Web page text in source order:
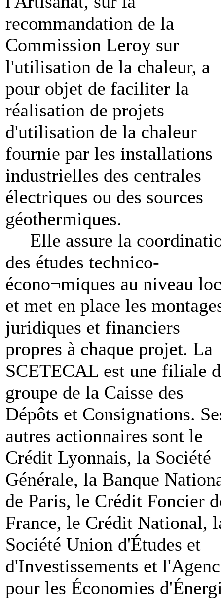
recommandation de la
Commission Leroy sur
l'utilisation de la chaleur, a
pour objet de faciliter la
réalisation de projets
d'utilisation de la chaleur
fournie par les installations
industrielles des centrales
électriques ou des sources
géothermiques.
Elle assure la
des études technico-
écono¬miques au niveau
et met en place les
juridiques et financiers
propres à chaque projet. La
SCETECAL est une filiale
groupe de la Caisse des
Dépôts et Consignations.
autres actionnaires sont le
Crédit Lyonnais, la Société
Générale, la Banque
de Paris, le Crédit Foncier
France, le Crédit National,
Société Union d'Études et
d'Investissements et
pour les Économies